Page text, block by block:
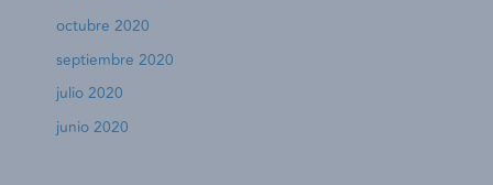
octubre 2020
septiembre 2020
julio 2020
junio 2020